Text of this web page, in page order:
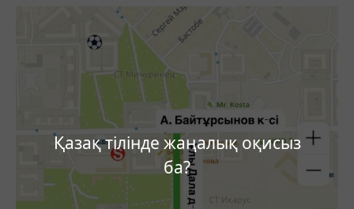
Қазақ тілінде жаңалық оқисыз
ба?